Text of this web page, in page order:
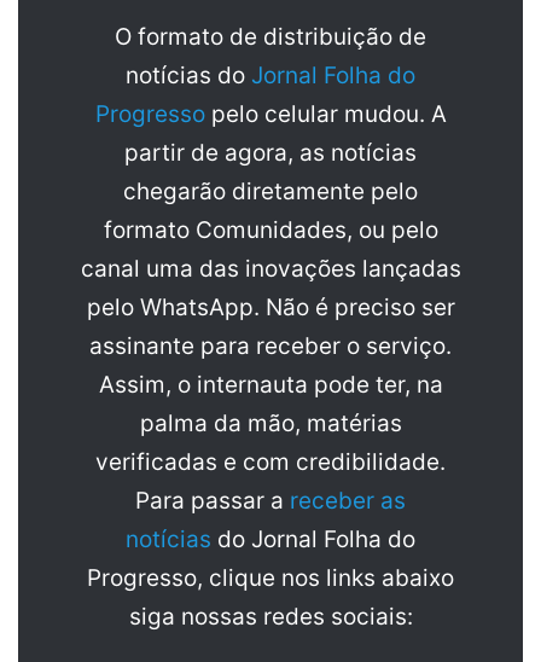
O formato de distribuição de
notícias do Jornal Folha do
Progresso pelo celular mudou. A
partir de agora, as notícias
chegarão diretamente pelo
formato Comunidades, ou pelo
canal uma das inovações lançadas
pelo WhatsApp. Não é preciso ser
assinante para receber o serviço.
Assim, o internauta pode ter, na
palma da mão, matérias
verificadas e com credibilidade.
Para passar a receber as
notícias do Jornal Folha do
Progresso, clique nos links abaixo
siga nossas redes sociais: